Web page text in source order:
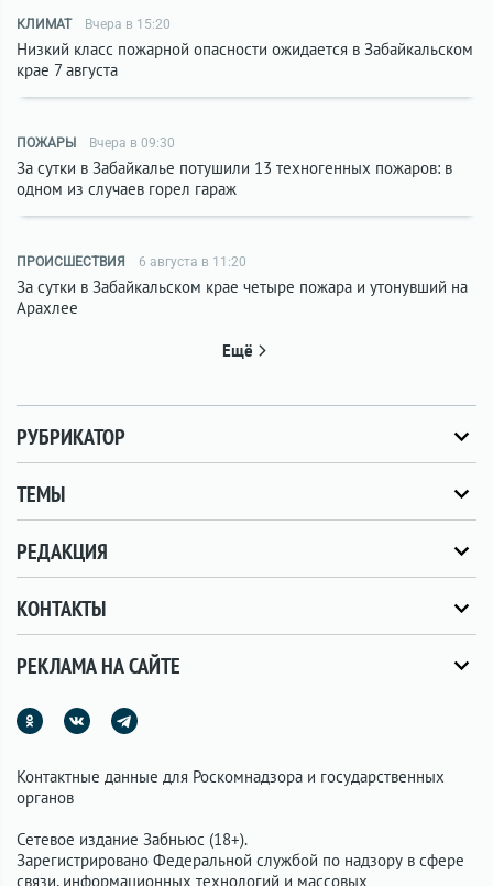
КЛИМАТ Вчера в 15:20
Низкий класс пожарной опасности ожидается в Забайкальском
крае 7 августа
ПОЖАРЫ Вчера в 09:30
За сутки в Забайкалье потушили 13 техногенных пожаров: в
одном из случаев горел гараж
ПРОИСШЕСТВИЯ 6 августа в 11:20
За сутки в Забайкальском крае четыре пожара и утонувший на
Арахлее
Ещё
РУБРИКАТОР
ТЕМЫ
РЕДАКЦИЯ
КОНТАКТЫ
РЕКЛАМА НА САЙТЕ
Контактные данные для Роскомнадзора и государственных
органов
Сетевое издание Забньюс (18+).
Зарегистрировано Федеральной службой по надзору в сфере
связи, информационных технологий и массовых